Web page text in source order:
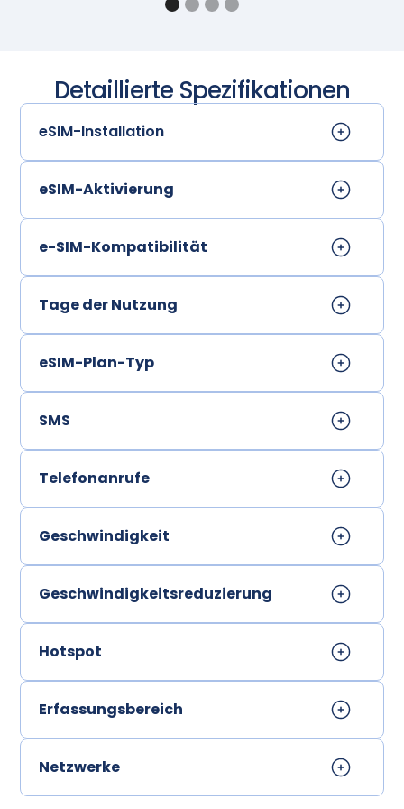
Detaillierte Spezifikationen
eSIM-Installation
eSIM-Aktivierung
e-SIM-Kompatibilität
Tage der Nutzung
eSIM-Plan-Typ
SMS
Telefonanrufe
Geschwindigkeit
Geschwindigkeitsreduzierung
Hotspot
Erfassungsbereich
Netzwerke